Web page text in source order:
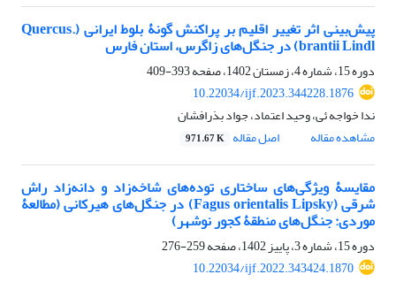
پیش‌بینی اثر تغییر اقلیم بر پراکنش گونۀ بلوط ایرانی (.Quercus
brantii Lindl) در جنگل‌های زاگرس، استان فارس
دوره 15، شماره 4، زمستان 1402، صفحه
393-409
10.22034/ijf.2023.344228.1876
ندا خواجه ئی، وحید اعتماد، جواد بذرافشان
مشاهده مقاله
اصل مقاله 971.67 K
مقایسۀ ویژگی‌های ساختاری توده‌های شاخه‌زاد و دانه‌زاد راش
شرقی (Fagus orientalis Lipsky) در جنگل‌های هیرکانی (مطالعۀ
موردی: جنگل‌های منطقۀ کجور نوشهر)
دوره 15، شماره 3، پاییز 1402، صفحه
259-276
10.22034/ijf.2022.343424.1870